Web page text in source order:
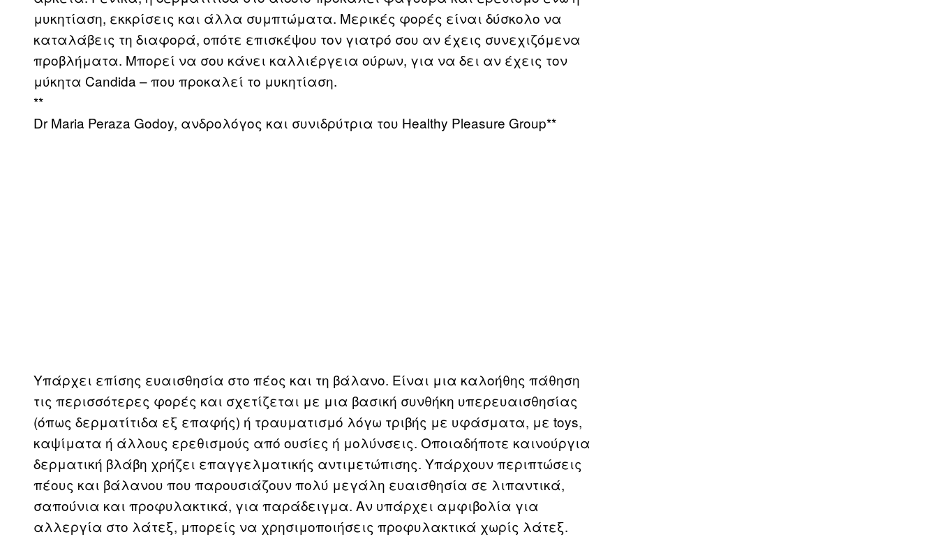
μυκητίαση, εκκρίσεις και άλλα συμπτώματα. Μερικές φορές είναι δύσκολο να
καταλάβεις τη διαφορά, οπότε επισκέψου τον γιατρό σου αν έχεις συνεχιζόμενα
προβλήματα. Μπορεί να σου κάνει καλλιέργεια ούρων, για να δει αν έχεις τον
μύκητα Candida – που προκαλεί το μυκητίαση.
**
Dr Maria Peraza Godoy, ανδρολόγος και συνιδρύτρια του Healthy Pleasure Group**
Υπάρχει επίσης ευαισθησία στο πέος και τη βάλανο. Είναι μια καλοήθης πάθηση
τις περισσότερες φορές και σχετίζεται με μια βασική συνθήκη υπερευαισθησίας
(όπως δερματίτιδα εξ επαφής) ή τραυματισμό λόγω τριβής με υφάσματα, με toys,
καψίματα ή άλλους ερεθισμούς από ουσίες ή μολύνσεις. Οποιαδήποτε καινούργια
δερματική βλάβη χρήζει επαγγελματικής αντιμετώπισης. Υπάρχουν περιπτώσεις
πέους και βάλανου που παρουσιάζουν πολύ μεγάλη ευαισθησία σε λιπαντικά,
σαπούνια και προφυλακτικά, για παράδειγμα. Αν υπάρχει αμφιβολία για
αλλεργία στο λάτεξ, μπορείς να χρησιμοποιήσεις προφυλακτικά χωρίς λάτεξ.